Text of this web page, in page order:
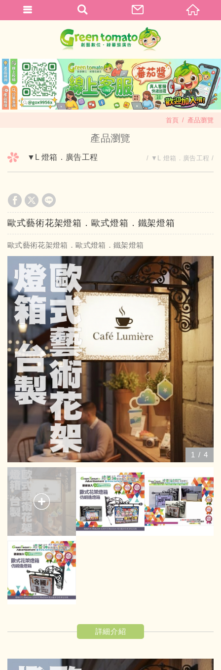
產品瀏覽
首頁 產品瀏覽
▼L 燈箱．廣告工程 ▼L 燈箱．廣告工程
歐式藝術花架燈箱．歐式燈箱．鐵架燈箱
歐式藝術花架燈箱．歐式燈箱．鐵架燈箱
1 / 4
詳細介紹